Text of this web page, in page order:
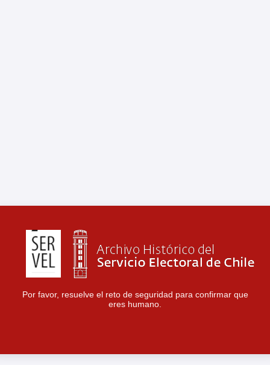
Por favor, resuelve el reto de seguridad para confirmar que
eres humano.